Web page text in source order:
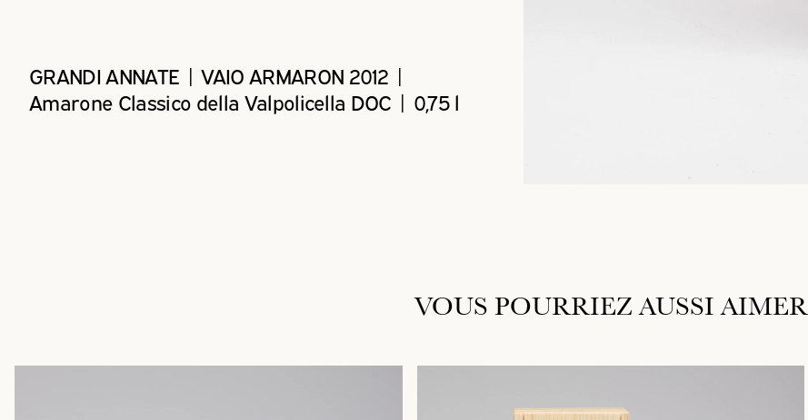
GRANDI ANNATE | VAIO ARMARON 2012 |
Amarone Classico della Valpolicella DOC | 0,75 l
VOUS POURRIEZ AUSSI AIMER